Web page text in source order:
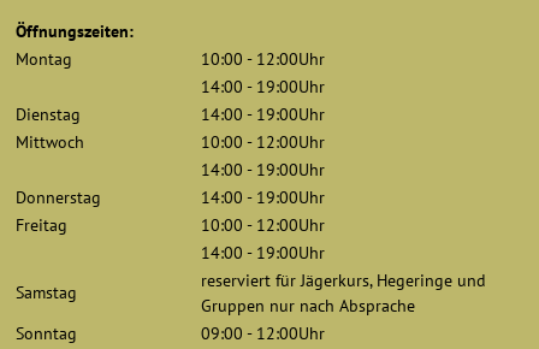
Öffnungszeiten:
Montag
10:00 - 12:00Uhr
14:00 - 19:00Uhr
Dienstag
14:00 - 19:00Uhr
Mittwoch
10:00 - 12:00Uhr
14:00 - 19:00Uhr
Donnerstag
14:00 - 19:00Uhr
Freitag
10:00 - 12:00Uhr
14:00 - 19:00Uhr
Samstag
reserviert für Jägerkurs, Hegeringe und
Gruppen nur nach Absprache
Sonntag
09:00 - 12:00Uhr